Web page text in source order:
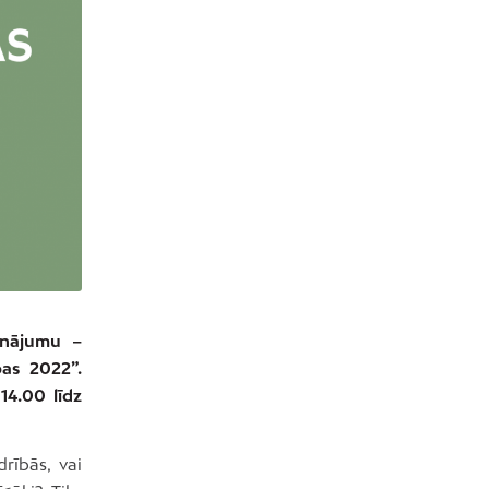
–
2022”.
līdz
vai